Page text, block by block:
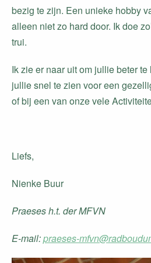
bezig te zijn. Een unieke hobby
alleen niet zo hard door. Ik doe
trui.
Ik zie er naar uit om jullie beter
jullie snel te zien voor een
of bij een van onze vele
Liefs,
Nienke Buur
Praeses h.t. der MFVN
E-mail:praeses-